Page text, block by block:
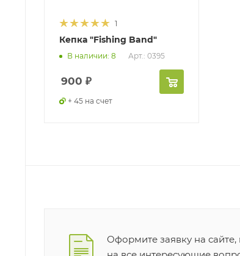
1
Кепка "Fishing Band"
В наличии: 8 Арт.: 0395
900 ₽
+ 45 на счет
Оформите заявку на